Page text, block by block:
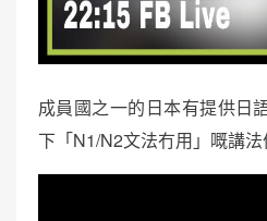
成員國之一的日本有提供日
下「N1/N2文法冇用」嘅講法